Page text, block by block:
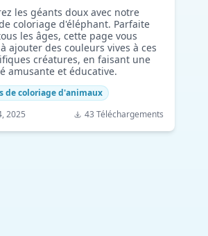
les géants doux avec notre
coloriage d'éléphant. Parfaite
les âges, cette page vous
ajouter des couleurs vives à ces
créatures, en faisant une
amusante et éducative.
de coloriage d'animaux
2025
43 Téléchargements